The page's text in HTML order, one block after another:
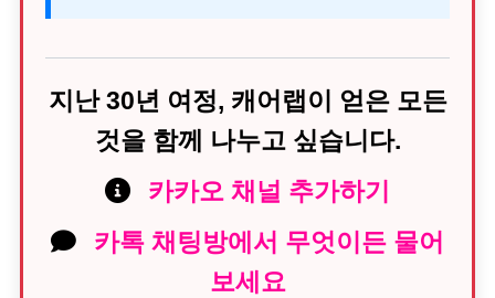
지난 30년 여정, 캐어랩이 얻은 모든
것을 함께 나누고 싶습니다.
카카오 채널 추가하기
카톡 채팅방에서 무엇이든 물어
보세요